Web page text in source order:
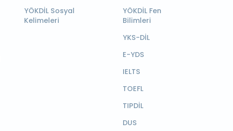
YÖKDİL Sosyal
Kelimeleri
YÖKDİL Fen
Bilimleri
YKS-DİL
E-YDS
IELTS
TOEFL
TIPDİL
DUS